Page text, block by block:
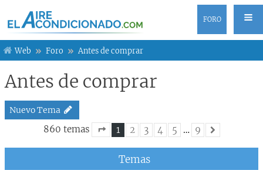
FORO
Web Foro Antes de comprar
Antes de comprar
Nuevo Tema
860 temas
Página1de9
1 2 3 4 5 … 9
Siguiente
Temas